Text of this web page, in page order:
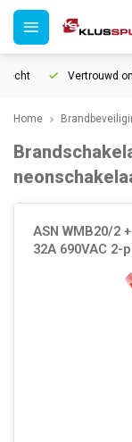
Vertrouwd
Home
ASN WMB20/2
32A 690VAC